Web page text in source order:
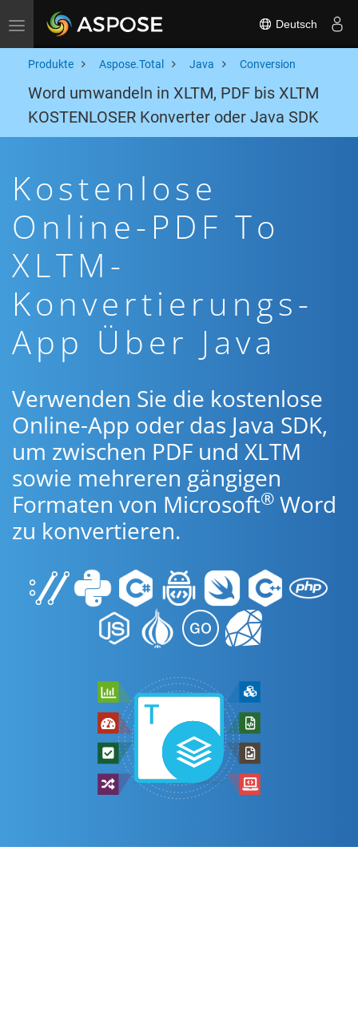
Toggle navigation Deutsch
Produkte Aspose.Total Java Conversion
Word umwandeln in XLTM, PDF bis XLTM
KOSTENLOSER Konverter oder Java SDK
Kostenlose
Online-PDF To
XLTM-
Konvertierungs-
App Über Java
Verwenden Sie die kostenlose
Online-App oder das Java SDK,
um zwischen PDF und XLTM
sowie mehreren gängigen
Formaten von Microsoft® Word
zu konvertieren.